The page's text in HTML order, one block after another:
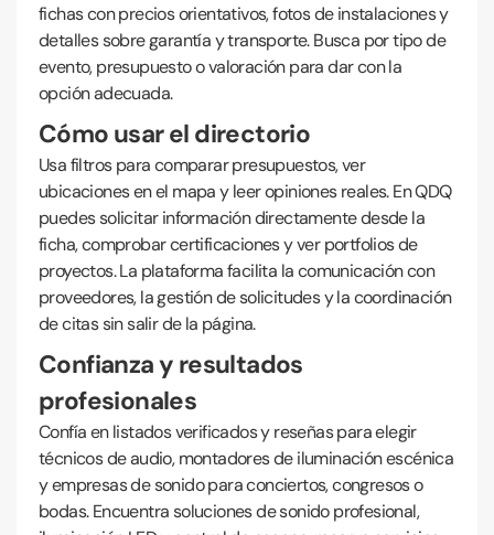
fichas con precios orientativos, fotos de instalaciones y
detalles sobre garantía y transporte. Busca por tipo de
evento, presupuesto o valoración para dar con la
opción adecuada.
Cómo usar el directorio
Usa filtros para comparar presupuestos, ver
ubicaciones en el mapa y leer opiniones reales. En QDQ
puedes solicitar información directamente desde la
ficha, comprobar certificaciones y ver portfolios de
proyectos. La plataforma facilita la comunicación con
proveedores, la gestión de solicitudes y la coordinación
de citas sin salir de la página.
Confianza y resultados
profesionales
Confía en listados verificados y reseñas para elegir
técnicos de audio, montadores de iluminación escénica
y empresas de sonido para conciertos, congresos o
bodas. Encuentra soluciones de sonido profesional,